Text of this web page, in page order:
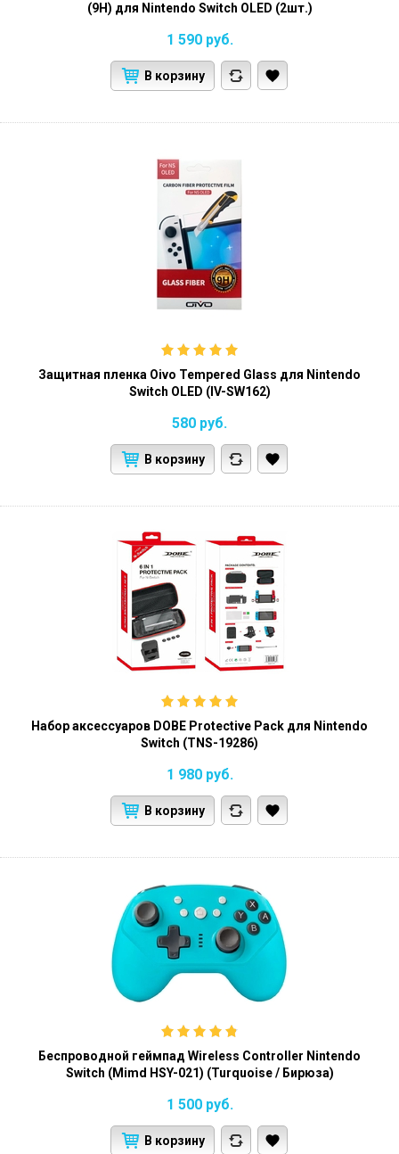
(9H) для Nintendo Switch OLED (2шт.)
1 590 руб.
В корзину
Защитная пленка Oivo Tempered Glass для Nintendo
Switch OLED (IV-SW162)
580 руб.
В корзину
Набор аксессуаров DOBE Protective Pack для Nintendo
Switch (TNS-19286)
1 980 руб.
В корзину
Беспроводной геймпад Wireless Controller Nintendo
Switch (Mimd HSY-021) (Turquoise / Бирюза)
1 500 руб.
В корзину